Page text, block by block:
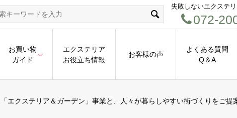
失敗しないエクステ
072-
お買い物
ガイド
エクステリア
お役立ち情報
お客様の声
よくある質問
Q＆A
エクステリア＆ガーデン」事業と、人々が暮らしやすい街づくりをご